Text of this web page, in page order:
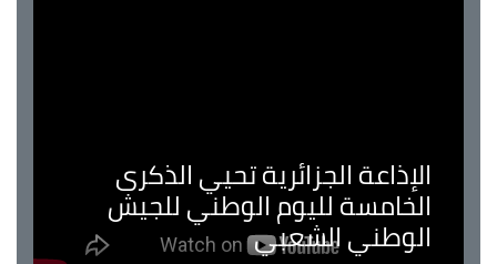
الإذاعة الجزائرية تحيي الذكرى
الخامسة لليوم الوطني للجيش
الوطني الشعبي